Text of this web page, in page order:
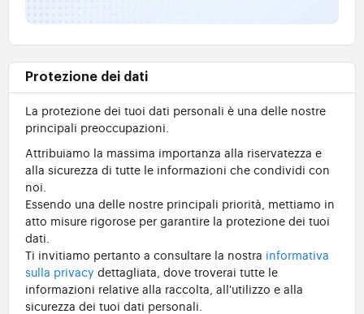
Protezione dei dati
La protezione dei tuoi dati personali è una delle nostre
principali preoccupazioni.
Attribuiamo la massima importanza alla riservatezza e
alla sicurezza di tutte le informazioni che condividi con
noi.
Essendo una delle nostre principali priorità, mettiamo in
atto misure rigorose per garantire la protezione dei tuoi
dati.
Ti invitiamo pertanto a consultare la nostra informativa
sulla privacy dettagliata, dove troverai tutte le
informazioni relative alla raccolta, all'utilizzo e alla
sicurezza dei tuoi dati personali.